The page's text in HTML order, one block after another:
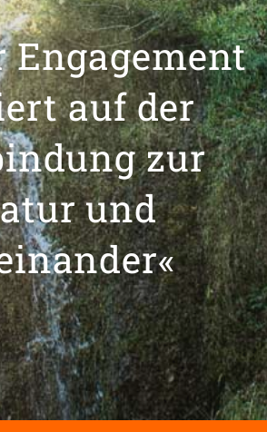
Engagement
auf der
zur
und